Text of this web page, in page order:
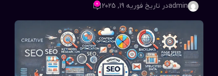
adminدر تاریخ فوریه 19, 2025 0